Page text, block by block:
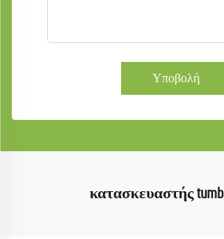
Υποβολή
κατασκευαστής